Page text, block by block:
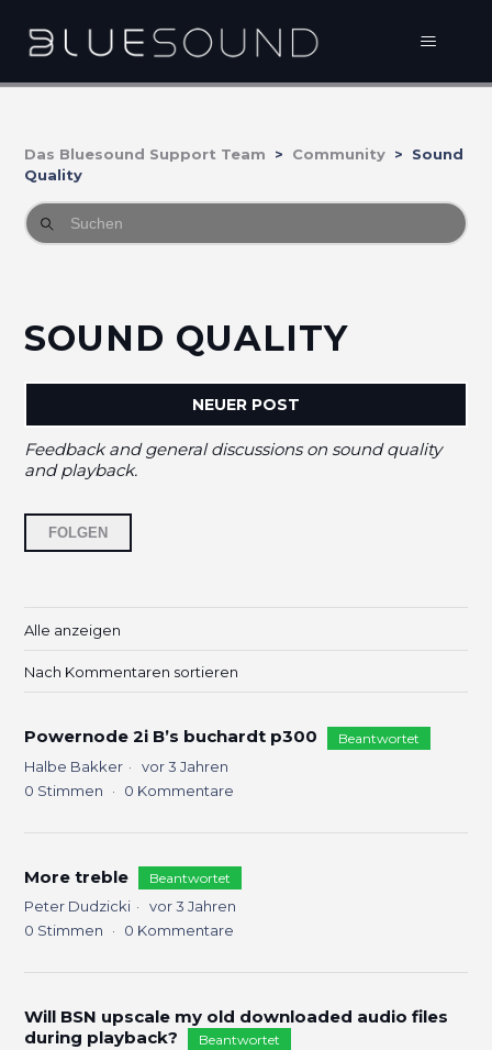
Das Bluesound Support Team Community
Sound
Quality
SOUND QUALITY
NEUER POST
Feedback and general discussions on sound quality
and playback.
FOLGEN
Alle anzeigen
Nach Kommentaren sortieren
Powernode 2i B’s buchardt p300 Beantwortet
Halbe Bakker
vor 3 Jahren
0 Stimmen 0 Kommentare
More treble Beantwortet
Peter Dudzicki
vor 3 Jahren
0 Stimmen 0 Kommentare
Will BSN upscale my old downloaded audio files
during playback?
Beantwortet